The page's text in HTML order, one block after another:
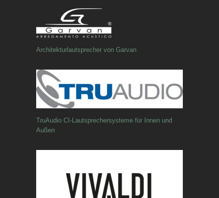
Architekturlautsprecher von Garvan
TruAudio CI-Lautsprechersysteme für Innen und
Außen